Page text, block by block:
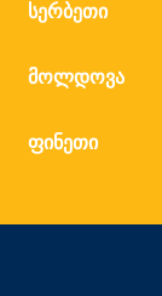
სერბეთი
მოლდოვა
ფინეთი